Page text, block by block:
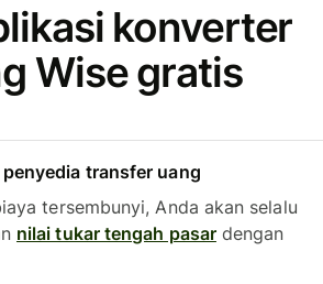
konverter
Wise gratis
transfer uang
tersembunyi, Anda akan selalu
nilai tukar tengah pasardengan